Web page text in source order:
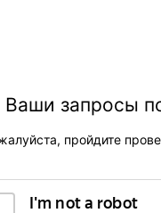
Ваши запросы
пройдите